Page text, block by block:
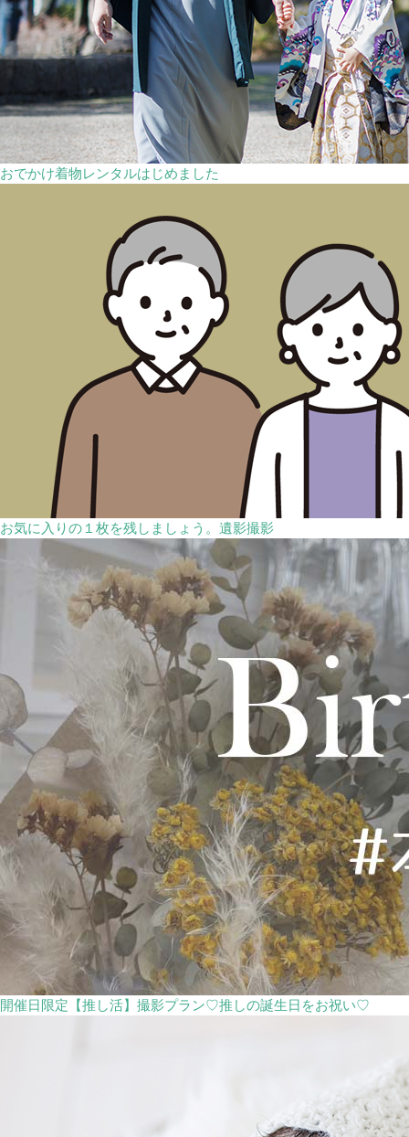
おでかけ着物レンタルはじめました
お気に入りの１枚を残しましょう。遺影撮影
開催日限定【推し活】撮影プラン♡推しの誕生日をお祝い♡